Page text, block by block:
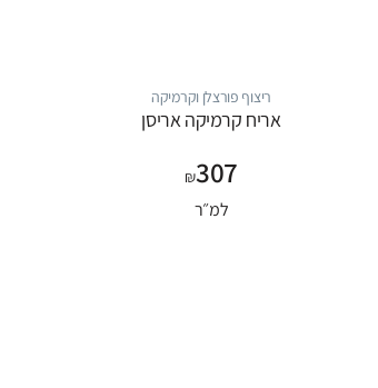
ריצוף פורצלן וקרמיקה
אריח קרמיקה אריסן
₪307
למ״ר